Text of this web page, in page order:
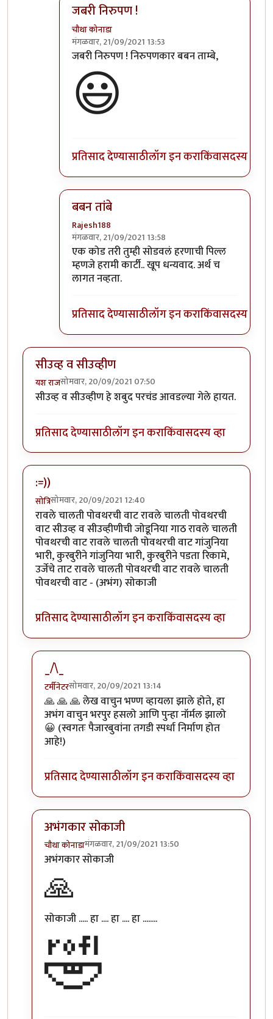
जबरी निरुपण !
चौथा कोनाडा
मंगळवार, 21/09/2021 13:53
In reply toकीर्तनकार बुवांसारखी..by
जबरी निरुपण ! निरुपणकार बबन ताम्बे,
😃
प्रतिसाद देण्यासाठीलॉग इन कराकिंवासदस्य व्हा
बबन तांबे
Rajesh188
मंगळवार, 21/09/2021 13:58
In reply toकीर्तनकार बुवांसारखी..byबबन ताम्बे
एक कोड तरी तुम्ही सोडवलं हरणाची पिल्ल
म्हणजे हरामी कार्टी.. खूप धन्यवाद. अर्थ च
लागत नव्हता.
प्रतिसाद देण्यासाठीलॉग इन कराकिंवासदस्य व्हा
सीउव्ह व सीउव्हीण
यश राजसोमवार, 20/09/2021 07:50
सीउव्ह व सीउव्हीण हे शबुद परचंड आवडल्या गेले हायत.
प्रतिसाद देण्यासाठीलॉग इन कराकिंवासदस्य व्हा
:=))
सोत्रिसोमवार, 20/09/2021 12:40
रावले चालती पोवथरची वाट रावले चालती पोवथरची
वाट सीउव्ह व सीउव्हीणीची जोडूनिया गाठ रावले चालती
पोवथरची वाट रावले चालती पोवथरची वाट गांजुनिया
भारी, कुरबुरीने गांजुनिया भारी, कुरबुरीने पडता रिकामे,
उर्जेचे ताट रावले चालती पोवथरची वाट रावले चालती
पोवथरची वाट - (अभंग) सोकाजी
प्रतिसाद देण्यासाठीलॉग इन कराकिंवासदस्य व्हा
_/\_
टर्मीनेटरसोमवार, 20/09/2021 13:14
In reply to:=))byसोत्रि
🙏 🙏 🙏 लेख वाचुन भण्ण व्हायला झाले होते, हा
अभंग वाचुन भरपुर हसलो आणि पुन्हा नॉर्मल झालो
😀 (स्वगतः पैजारबुवांना तगडी स्पर्धा निर्माण होत
आहे!)
प्रतिसाद देण्यासाठीलॉग इन कराकिंवासदस्य व्हा
अभंगकार सोकाजी
चौथा कोनाडामंगळवार, 21/09/2021 13:50
In reply to:=))by
अभंगकार सोकाजी
🙏
सोकाजी ..... हा .... हा .... हा ........
🤣